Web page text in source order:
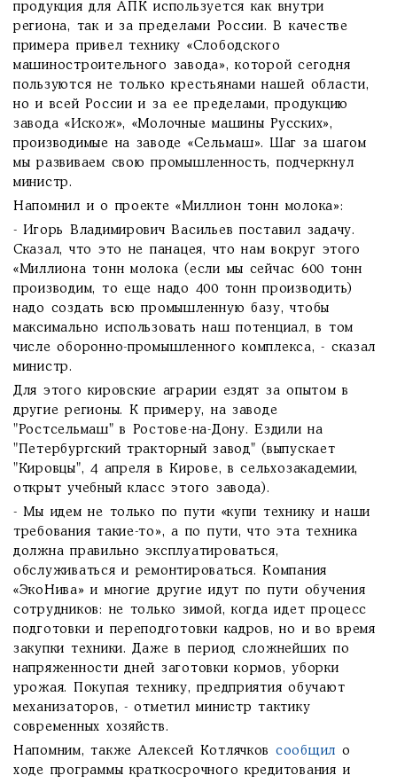
продукция для АПК используется как внутри
региона, так и за пределами России. В качестве
примера привел технику «Слободского
машиностроительного завода», которой сегодня
пользуются не только крестьянами нашей области,
но и всей России и за ее пределами, продукцию
завода «Искож», «Молочные машины Русских»,
производимые на заводе «Сельмаш». Шаг за шагом
мы развиваем свою промышленность, подчеркнул
министр.
Напомнил и о проекте «Миллион тонн молока»:
- Игорь Владимирович Васильев поставил задачу.
Сказал, что это не панацея, что нам вокруг этого
«Миллиона тонн молока (если мы сейчас 600 тонн
производим, то еще надо 400 тонн производить)
надо создать всю промышленную базу, чтобы
максимально использовать наш потенциал, в том
числе оборонно-промышленного комплекса, - сказал
министр.
Для этого кировские аграрии ездят за опытом в
другие регионы. К примеру, на заводе
"Ростсельмаш" в Ростове-на-Дону. Ездили на
"Петербургский тракторный завод" (выпускает
"Кировцы", 4 апреля в Кирове, в сельхозакадемии,
открыт учебный класс этого завода).
- Мы идем не только по пути «купи технику и наши
требования такие-то», а по пути, что эта техника
должна правильно эксплуатироваться,
обслуживаться и ремонтироваться. Компания
«ЭкоНива» и многие другие идут по пути обучения
сотрудников: не только зимой, когда идет процесс
подготовки и переподготовки кадров, но и во время
закупки техники. Даже в период сложнейших по
напряженности дней заготовки кормов, уборки
урожая. Покупая технику, предприятия обучают
механизаторов, - отметил министр тактику
современных хозяйств.
Напомним, также Алексей Котлячков сообщил о
ходе программы краткосрочного кредитования и